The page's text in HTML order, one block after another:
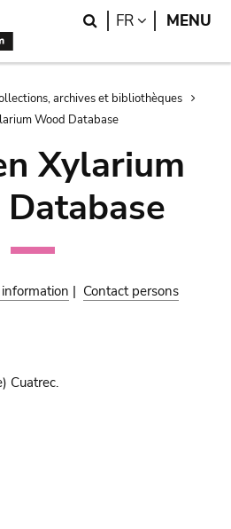
Search
FR LANGUAGE
MENU
archives et bibliothèques
Wood Database
Xylarium
| Contact persons
Cuatrec.